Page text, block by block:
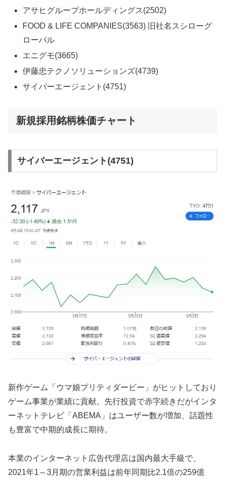
アサヒグループホールディングス(2502)
FOOD & LIFE COMPANIES(3563) 旧社名スシローグ
ローバル
エニグモ(3665)
伊藤忠テクノソリューションズ(4739)
サイバーエージェント(4751)
新規採用銘柄株価チャート
サイバーエージェント(4751)
新作ゲーム「ウマ娘プリティダービー」がヒットしており
ゲーム事業が業績に貢献。先行投資で赤字続きだがインタ
ーネットテレビ「ABEMA」はユーザー数が増加、話題性
も豊富で中期的成長に期待。
本業のインターネット広告代理店は国内最大手級で、
2021年1～3月期の営業利益は前年同期比2.1倍の259億